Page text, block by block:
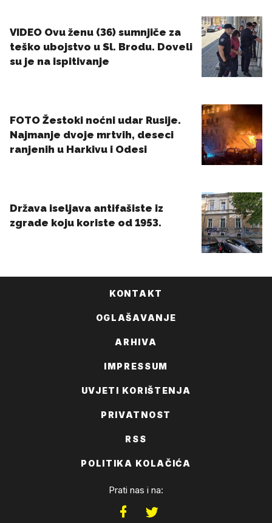
KONTAKT
OGLAŠAVANJE
ARHIVA
IMPRESSUM
UVJETI KORIŠTENJA
PRIVATNOST
RSS
POLITIKA KOLAČIĆA
Prati nas i na: